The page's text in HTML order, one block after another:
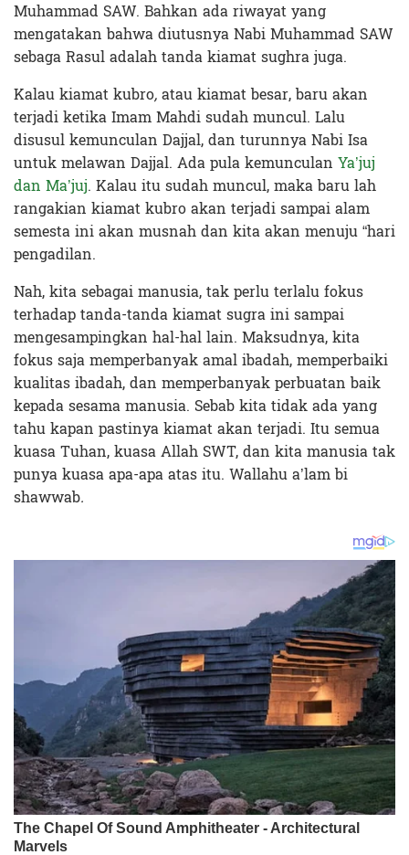
Muhammad SAW. Bahkan ada riwayat yang
mengatakan bahwa diutusnya Nabi Muhammad SAW
sebaga Rasul adalah tanda kiamat sughra juga.
Kalau kiamat kubro,atau kiamat besar, baru akan
terjadi ketika Imam Mahdi sudah muncul. Lalu
disusul kemunculan Dajjal, dan turunnya Nabi Isa
untuk melawan Dajjal. Ada pula kemunculan Ya’juj
dan Ma’juj. Kalau itu sudah muncul, maka baru lah
rangakian kiamat kubro akan terjadi sampai alam
semesta ini akan musnah dan kita akan menuju “hari
pengadilan.
Nah, kita sebagai manusia, tak perlu terlalu fokus
terhadap tanda-tanda kiamat sugra ini sampai
mengesampingkan hal-hal lain. Maksudnya, kita
fokus saja memperbanyak amal ibadah, memperbaiki
kualitas ibadah, dan memperbanyak perbuatan baik
kepada sesama manusia. Sebab kita tidak ada yang
tahu kapan pastinya kiamat akan terjadi. Itu semua
kuasa Tuhan, kuasa Allah SWT, dan kita manusia tak
punya kuasa apa-apa atas itu. Wallahu a’lam bi
shawwab.